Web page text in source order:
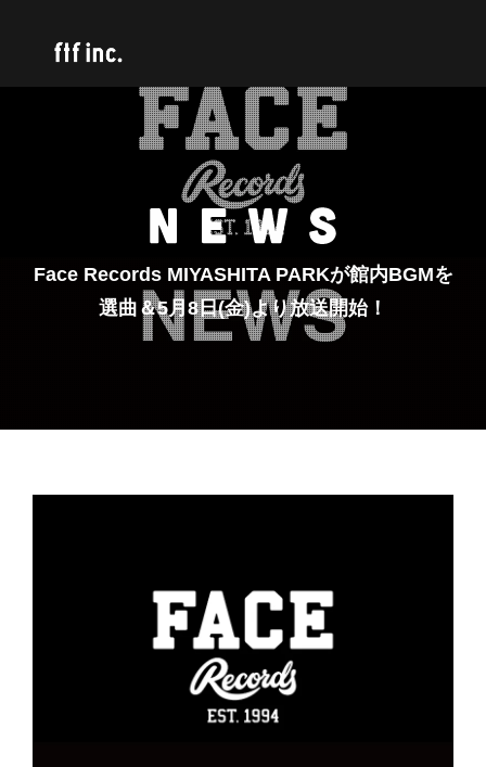
Face Records MIYASHITA PARKが館内BGMを
選曲＆5月8日(金)より放送開始！